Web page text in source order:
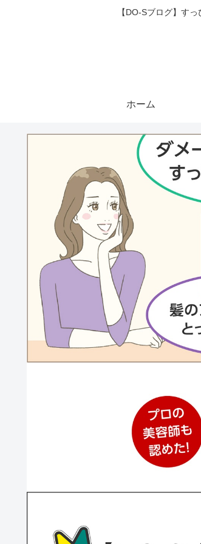
【DO-Sブログ】す
ホーム